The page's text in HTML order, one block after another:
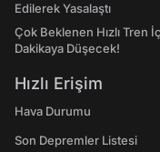
Edilerek Yasalaştı
Çok Beklenen Hızlı Tren
Dakikaya Düşecek!
Hızlı Erişim
Hava Durumu
Son Depremler Listesi